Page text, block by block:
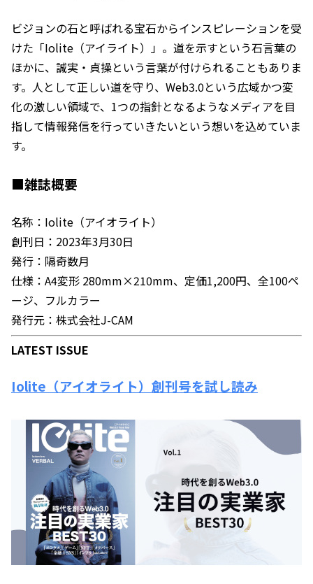
ビジョンの石と呼ばれる宝石からインスピレーションを受
けた「Iolite（アイライト）」。道を示すという石言葉の
ほかに、誠実・貞操という言葉が付けられることもありま
す。人として正しい道を守り、Web3.0という広域かつ変
化の激しい領域で、1つの指針となるようなメディアを目
指して情報発信を行っていきたいという想いを込めていま
す。
■雑誌概要
名称：Iolite（アイオライト）
創刊日：2023年3月30日
発行：隔奇数月
仕様：A4変形 280mm×210mm、定価1,200円、全100ペ
ージ、フルカラー
発行元：株式会社J-CAM
LATEST ISSUE
Iolite（アイオライト）創刊号を試し読み